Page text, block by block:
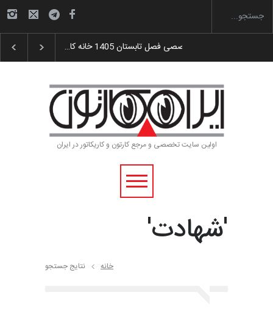
آغاز دوره‌های تخصصی گزارش تصویری آیین اختتامیه و اهدای جوایز سوم…
اولین سایت تخصصی و مرجع کارتون و کاریکاتور در ایران
'شهادت'
خانه نتایج جستجو